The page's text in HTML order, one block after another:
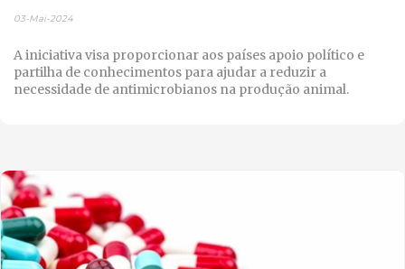
03-Mai-2024
A iniciativa visa proporcionar aos países apoio político e
partilha de conhecimentos para ajudar a reduzir a
necessidade de antimicrobianos na produção animal.